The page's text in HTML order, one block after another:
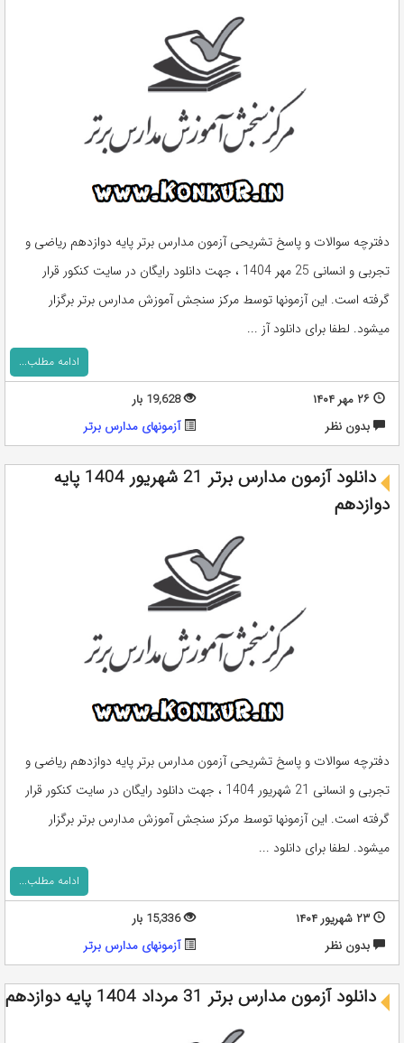
دفترچه سوالات و پاسخ تشریحی آزمون مدارس برتر پایه دوازدهم ریاضی و
تجربی و انسانی 25 مهر 1404 ، جهت دانلود رایگان در سایت کنکور قرار
گرفته است. این آزمونها توسط مرکز سنجش آموزش مدارس برتر برگزار
میشود. لطفا برای دانلود آز ...
ادامه مطلب...
۲۶ مهر ۱۴۰۴
19,628 بار
بدون نظر
آزمونهای مدارس برتر
دانلود آزمون مدارس برتر 21 شهریور 1404 پایه
دوازدهم
دفترچه سوالات و پاسخ تشریحی آزمون مدارس برتر پایه دوازدهم ریاضی و
تجربی و انسانی 21 شهریور 1404 ، جهت دانلود رایگان در سایت کنکور قرار
گرفته است. این آزمونها توسط مرکز سنجش آموزش مدارس برتر برگزار
میشود. لطفا برای دانلود ...
ادامه مطلب...
۲۳ شهریور ۱۴۰۴
15,336 بار
بدون نظر
آزمونهای مدارس برتر
دانلود آزمون مدارس برتر 31 مرداد 1404 پایه دوازدهم